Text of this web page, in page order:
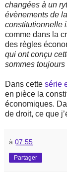
changées à un
évènements de
constitutionnelle
comme dans la
des règles
qui ont conçu
sommes
Dans cette série
en pièce la
économiques.
de droit, ce que
à 07:55
Partager